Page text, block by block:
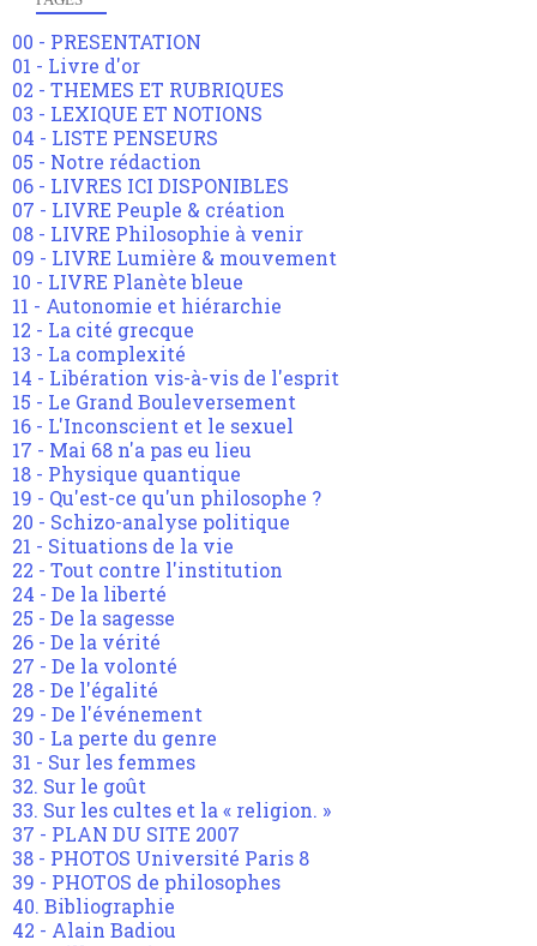
00 - PRESENTATION
01 - Livre d'or
02 - THEMES ET RUBRIQUES
03 - LEXIQUE ET NOTIONS
04 - LISTE PENSEURS
05 - Notre rédaction
06 - LIVRES ICI DISPONIBLES
07 - LIVRE Peuple & création
08 - LIVRE Philosophie à venir
09 - LIVRE Lumière & mouvement
10 - LIVRE Planète bleue
11 - Autonomie et hiérarchie
12 - La cité grecque
13 - La complexité
14 - Libération vis-à-vis de l'esprit
15 - Le Grand Bouleversement
16 - L'Inconscient et le sexuel
17 - Mai 68 n'a pas eu lieu
18 - Physique quantique
19 - Qu'est-ce qu'un philosophe ?
20 - Schizo-analyse politique
21 - Situations de la vie
22 - Tout contre l'institution
24 - De la liberté
25 - De la sagesse
26 - De la vérité
27 - De la volonté
28 - De l'égalité
29 - De l'événement
30 - La perte du genre
31 - Sur les femmes
32. Sur le goût
33. Sur les cultes et la « religion. »
37 - PLAN DU SITE 2007
38 - PHOTOS Université Paris 8
39 - PHOTOS de philosophes
40. Bibliographie
42 - Alain Badiou